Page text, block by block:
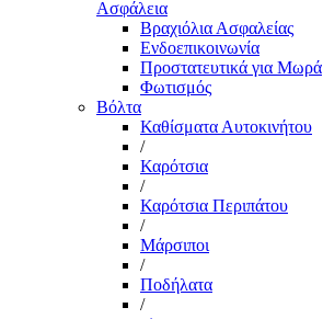
Ασφάλεια
Βραχιόλια Ασφαλείας
Ενδοεπικοινωνία
Προστατευτικά για Μωρά
Φωτισμός
Βόλτα
Καθίσματα Αυτοκινήτου
/
Καρότσια
/
Καρότσια Περιπάτου
/
Μάρσιποι
/
Ποδήλατα
/